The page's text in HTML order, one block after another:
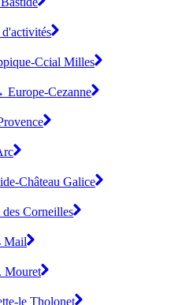
Ccial Milles
Cezanne
Château Galice
Corneilles
Mail
Mouret
le Tholonet